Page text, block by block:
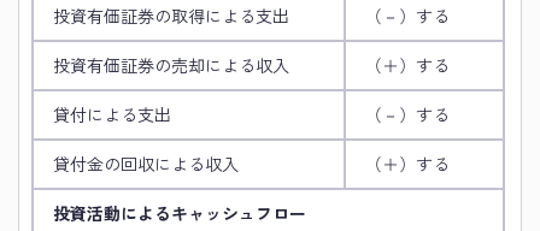
投資有価証券の取得による支出 （－）する
投資有価証券の売却による収入 （＋）する
貸付による支出 （－）する
貸付金の回収による収入 （＋）する
投資活動によるキャッシュフロー